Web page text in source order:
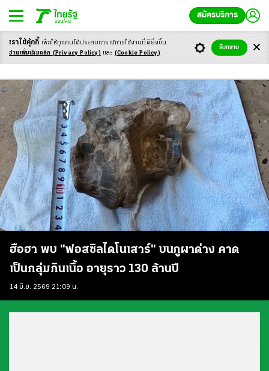
สมัครบริการ
ซากดึกดำบรรพ์
ฮือฮา พบ "ฟอสซิลไดโนเสาร์" บนภูผาด่าง คาด
เป็นกลุ่มกินเนื้อ อายุราว 130 ล้านปี
14 มิ.ย. 2569 21:09 น.
เราใช้คุ้กกี้ เพื่อให้ทุกคนได้ประสบการณ์การใช้งานที่ดียิ่งขึ้น
อ่านเพิ่มเติมคลิก (Privacy Policy) และ (Cookie Policy)
รับทราบ